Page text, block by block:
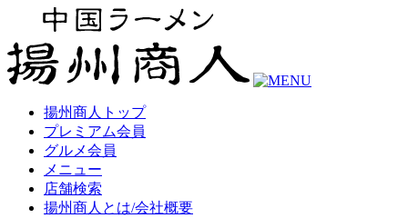
揚州商人トップ
プレミアム会員
グルメ会員
メニュー
店舗検索
揚州商人とは/会社概要